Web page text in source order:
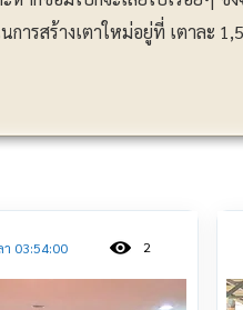
ารสร้างเตาใหม่อยู่ที่ เตาละ
ประชาสั
า 03:54:00 2